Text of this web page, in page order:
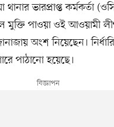
থানার ভারপ্রাপ্ত কর্মকর্তা
মুক্তি পাওয়া ওই আওয়ামী
অংশ নিয়েছেন।
পাঠানো হয়েছে।